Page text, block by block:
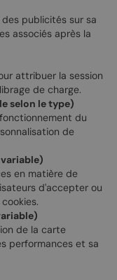
publicités sur sa
associés après la
attribuer la session
de charge.
selon le type)
du
de
en matière de
d'accepter ou
de la carte
performances et sa